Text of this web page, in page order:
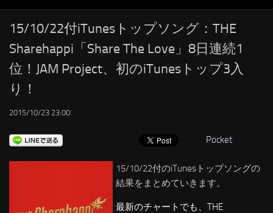
RSS
LINKS
15/10/22付iTunesトップソング：THE
Sharehappi「Share The Love」8日連続1
位！JAM Project、初のiTunesトップ3入
り！
2015/10/23 23:00
Pocket
15/10/22付のiTunesトップソングの
結果をまとめていきます。
最新のチャートでも、THE